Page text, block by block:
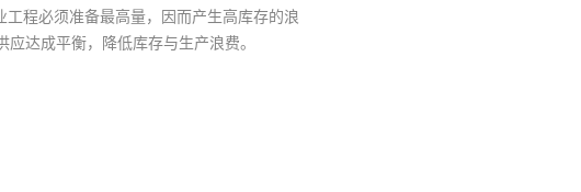
程必须准备最高量，因而产生高库存的浪
达成平衡，降低库存与生产浪费。